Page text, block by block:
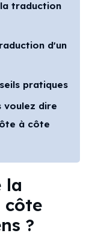
traduction
d'un
pratiques
voulez dire
à côte
la
côte
?